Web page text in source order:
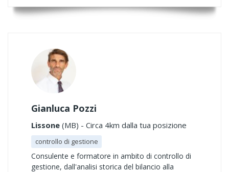
Gianluca Pozzi
Lissone (MB) - Circa 4km dalla tua posizione
controllo di gestione
Consulente e formatore in ambito di controllo di
gestione, dall'analisi storica del bilancio alla